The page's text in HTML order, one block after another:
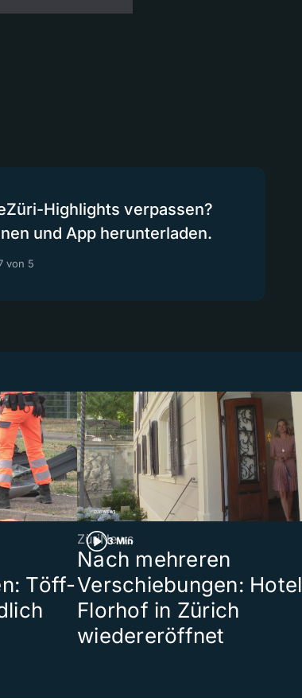
Highlights verpassen?
und App herunterladen.
von 5
Töff-
3 Min
ZüriNews
Nach mehreren
Verschiebungen: Hotel
Florhof in Zürich
wiedereröffnet